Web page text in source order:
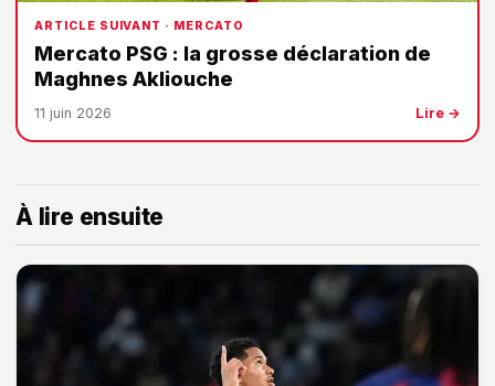
ARTICLE SUIVANT · MERCATO
Mercato PSG : la grosse déclaration de
Maghnes Akliouche
11 juin 2026 Lire →
À lire ensuite